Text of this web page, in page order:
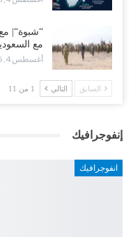
“شبوة“|
مع
أغسطس 4, 2026
السابق التالي 1 من 11
إنفوجرافيك